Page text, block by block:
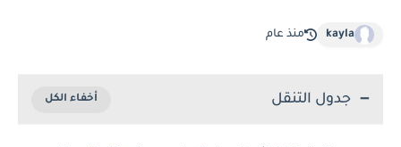
kayla منذ عام
جدول التنقل